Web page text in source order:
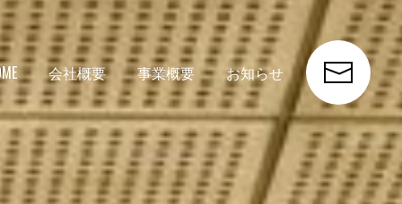
会社概要 事業概要 お知らせ